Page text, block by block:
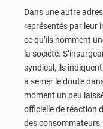
Dans une autre
représentés par leur
ce qu’ils nomment
la société.
syndical, ils
à semer le doute
moment un peu
officielle de réaction
des consommateurs,